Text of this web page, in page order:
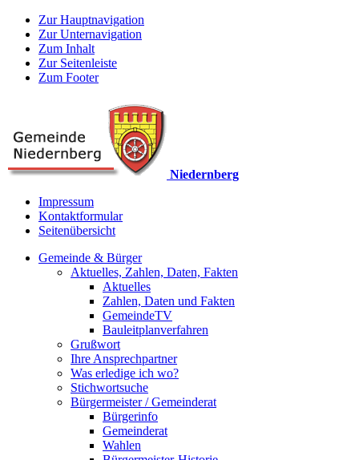
Zur Hauptnavigation
Zur Unternavigation
Zum Inhalt
Zur Seitenleiste
Zum Footer
Niedernberg
Impressum
Kontaktformular
Seitenübersicht
Gemeinde & Bürger
Aktuelles, Zahlen, Daten, Fakten
Aktuelles
Zahlen, Daten und Fakten
GemeindeTV
Bauleitplanverfahren
Grußwort
Ihre Ansprechpartner
Was erledige ich wo?
Stichwortsuche
Bürgermeister / Gemeinderat
Bürgerinfo
Gemeinderat
Wahlen